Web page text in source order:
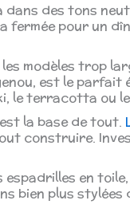
dans des tons
fermée pour un
les modèles trop
est le
le terracotta ou
la base de tout.
construire.
espadrilles en
bien plus stylées